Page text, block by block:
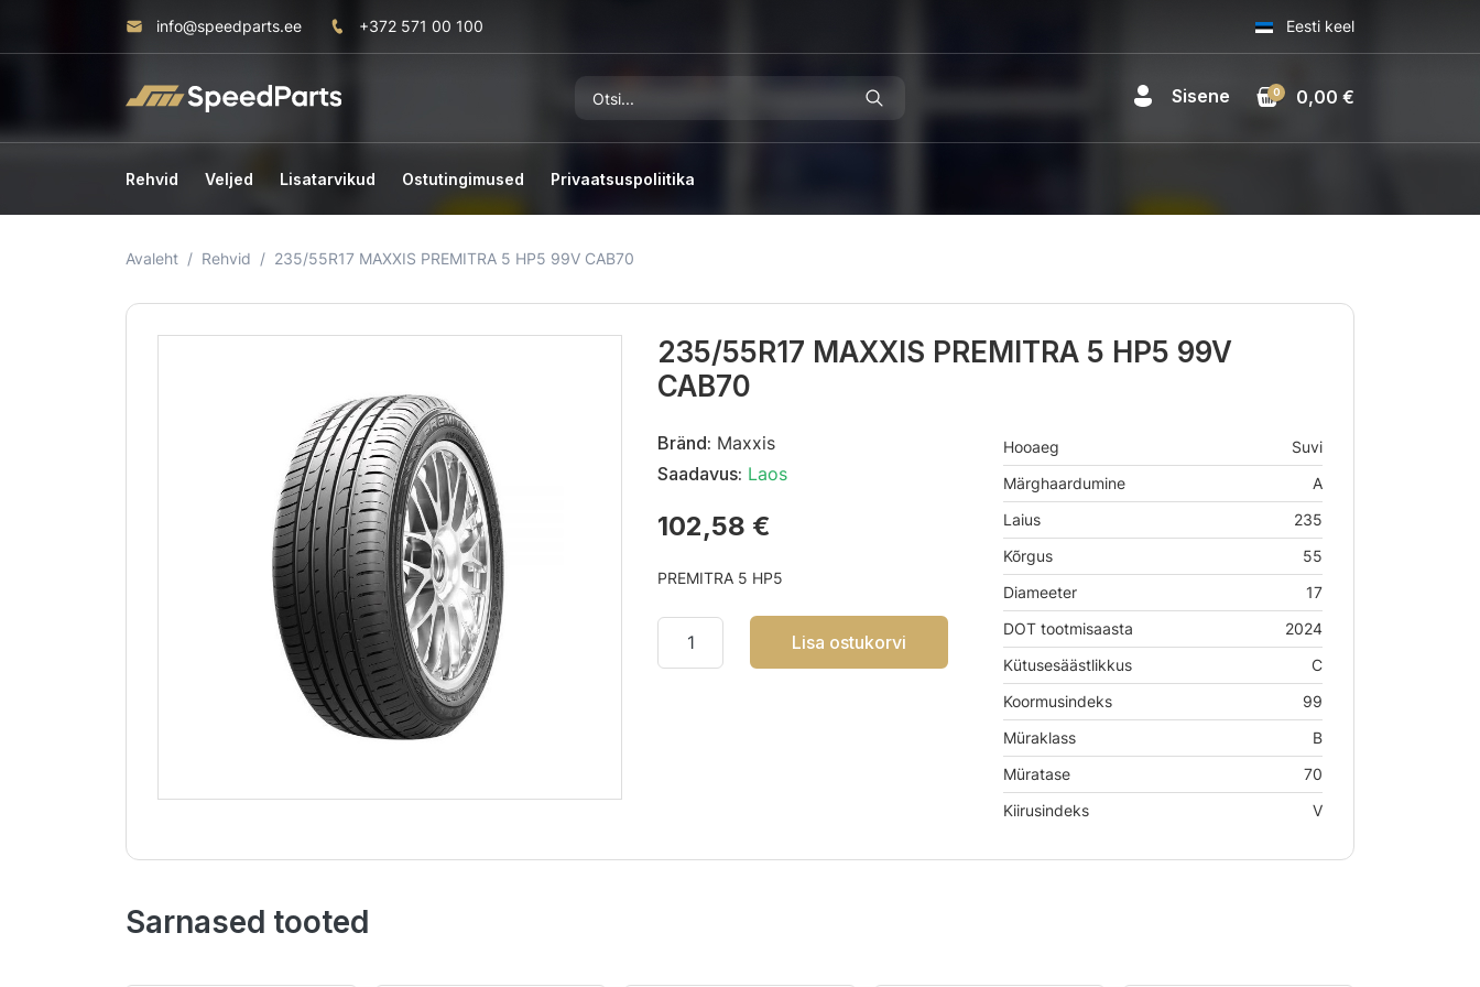
info@speedparts.ee +372 571 00 100 Eesti keel
Sisene 0,00 €
0
Rehvid Veljed Lisatarvikud Ostutingimused Privaatsuspoliitika
Avaleht Rehvid 235/55R17 MAXXIS PREMITRA 5 HP5 99V CAB70
235/55R17 MAXXIS PREMITRA 5 HP5 99V
CAB70
Bränd: Maxxis
Saadavus: Laos
102,58 €
PREMITRA 5 HP5
Lisa ostukorvi
Hooaeg
Suvi
Märghaardumine
A
Laius
235
Kõrgus
55
Diameeter
17
DOT tootmisaasta
2024
Kütusesäästlikkus
C
Koormusindeks
99
Müraklass
B
Müratase
70
Kiirusindeks
V
Sarnased tooted